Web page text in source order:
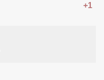
+1